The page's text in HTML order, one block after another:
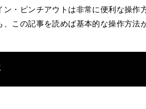
ン・ピンチアウトは非常に便利な操作
、この記事を読めば基本的な操作方法